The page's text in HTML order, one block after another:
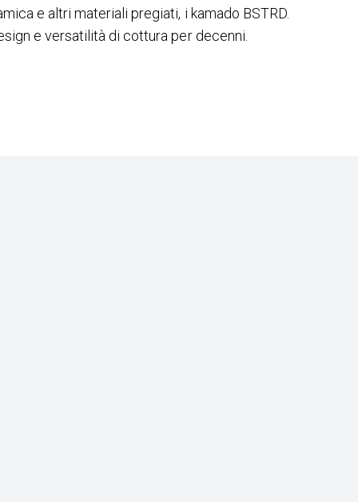
e altri materiali pregiati, i kamado BSTRD.
e versatilità di cottura per decenni.